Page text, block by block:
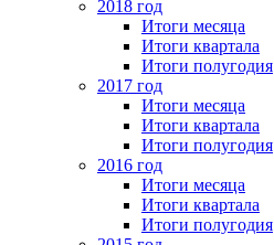
2018 год
Итоги месяца
Итоги квартала
Итоги полугодия
2017 год
Итоги месяца
Итоги квартала
Итоги полугодия
2016 год
Итоги месяца
Итоги квартала
Итоги полугодия